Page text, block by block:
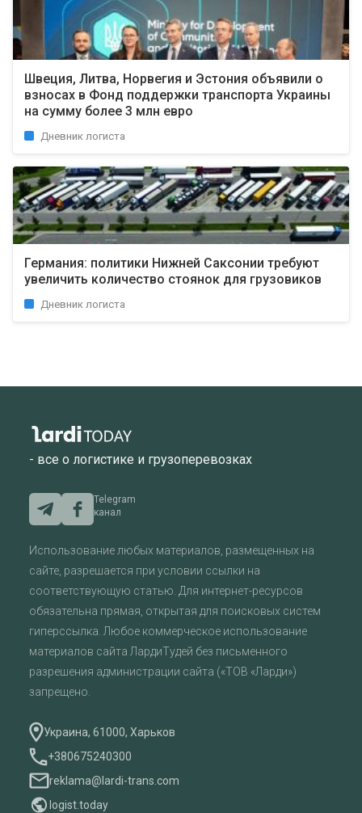
Швеция, Литва, Норвегия и Эстония объявили о
взносах в Фонд поддержки транспорта Украины
на сумму более 3 млн евро
Дневник логиста
Германия: политики Нижней Саксонии требуют
увеличить количество стоянок для грузовиков
Дневник логиста
- все о логистике и грузоперевозках
Telegram
канал
Использование любых материалов, размещенных на
сайте, разрешается при условии ссылки на
соответствующую статью. Для интернет-ресурсов
обязательна прямая, открытая для поисковых систем
гиперссылка. Любое коммерческое использование
материалов сайта ЛардиТудей без письменного
разрешения администрации сайта («ТОВ «Ларди»)
запрещено.
Украина, 61000, Харьков
+380675240300
reklama@lardi-trans.com
logist.today